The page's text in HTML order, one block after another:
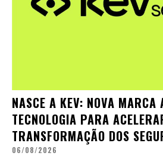
NASCE A KEV: NOVA MARCA
TECNOLOGIA PARA
TRANSFORMAÇÃO DOS
06/08/2026